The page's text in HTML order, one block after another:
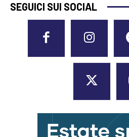
SEGUICI SUI SOCIAL